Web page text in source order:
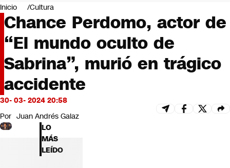
Negocios
Deportes
Programas completos
Cultura
Servicios
Bits
CNN tiempo
Futuro 360
Inicio Cultura
Chance Perdomo, actor de
“El mundo oculto de
Sabrina”, murió en trágico
accidente
30- 03- 2024 20:58
Por Juan Andrés Galaz
LO
MÁS
LEÍDO